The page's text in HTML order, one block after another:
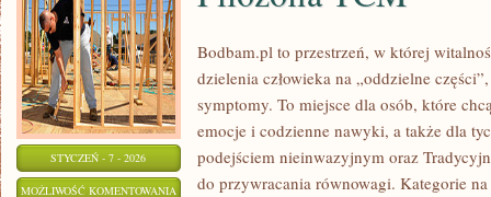
STYCZEŃ - 7 - 2026
MOŻLIWOŚĆ KOMENTOWANIA FILOZOFIA
Bodbam.pl to przestrzeń, w której
dzielenia człowieka na „oddzielne
symptomy. To miejsce dla osób, które
emocje i codzienne nawyki, a także dla
podejściem nieinwazyjnym oraz
do przywracania równowagi. Kategorie